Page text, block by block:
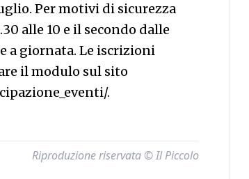
Per motivi di sicurezza
alle 10 e il secondo dalle
a giornata. Le iscrizioni
il modulo sul sito
.
Riproduzione riservata © Il Piccolo